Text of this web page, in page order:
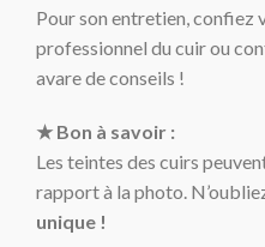
Pour son entretien, confiez
professionnel du cuir ou
avare de conseils !
★ Bon à savoir :
Les teintes des cuirs
rapport à la photo.
unique !